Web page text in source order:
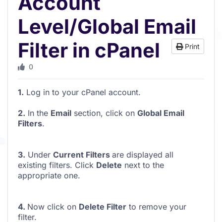
Level/Global Email
Filter in cPanel
Print
0
1. Log in to your cPanel account.
2. In the Email section, click on Global Email
Filters.
3. Under Current Filters are displayed all
existing filters. Click Delete next to the
appropriate one.
4. Now click on Delete Filter to remove your
filter.